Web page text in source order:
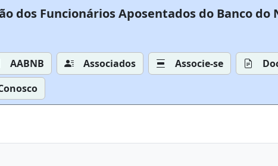
dos Funcionários Aposentados do Banco do
AABNB Associados Associe-se